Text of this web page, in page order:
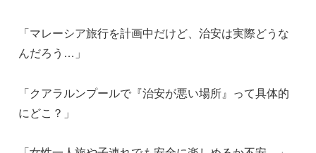
「マレーシア旅行を計画中だけど、治安は実際どうな
んだろう…」
「クアラルンプールで『治安が悪い場所』って具体的
にどこ？」